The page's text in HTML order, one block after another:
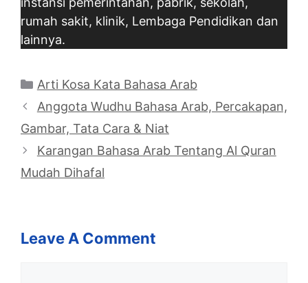
rumah sakit, klinik, Lembaga Pendidikan dan
lainnya.
Categories
Arti Kosa Kata Bahasa Arab
Anggota Wudhu Bahasa Arab, Percakapan,
Gambar, Tata Cara & Niat
Karangan Bahasa Arab Tentang Al Quran
Mudah Dihafal
Leave A Comment